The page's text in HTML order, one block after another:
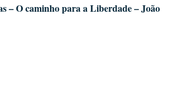
– O caminho para a Liberdade – João